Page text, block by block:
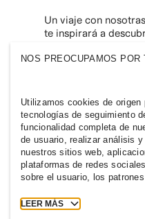
Un viaje con
te inspirará a
de la moda más
NOS PREOCUPAMOS POR
Utilizamos cookies de
tecnologías de seguimiento
funcionalidad completa de
de usuario, realizar análisis
nuestros sitios web,
plataformas de redes
sobre el usuario, los
LEER MÁS